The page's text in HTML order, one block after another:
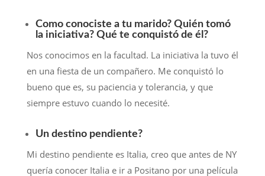
Como conociste a tu marido? Quién tomó
la iniciativa? Qué te conquistó de él?
Nos conocimos en la facultad. La iniciativa la tuvo él
en una fiesta de un compañero. Me conquistó lo
bueno que es, su paciencia y tolerancia, y que
siempre estuvo cuando lo necesité.
Un destino pendiente?
Mi destino pendiente es Italia, creo que antes de NY
quería conocer Italia e ir a Positano por una película